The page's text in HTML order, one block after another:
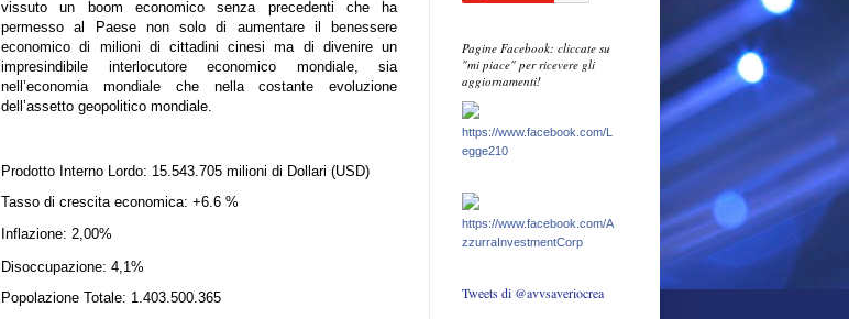
vissuto un boom economico senza precedenti che ha
permesso al Paese non solo di aumentare il benessere
economico di milioni di cittadini cinesi ma di divenire un
impresindibile interlocutore economico mondiale, sia
nell’economia mondiale che nella costante evoluzione
dell’assetto geopolitico mondiale.
Prodotto Interno Lordo: 15.543.705 milioni di Dollari (USD)
Tasso di crescita economica: +6.6 %
Inflazione: 2,00%
Disoccupazione: 4,1%
Popolazione Totale: 1.403.500.365
Pagine Facebook: cliccate su
"mi piace" per ricevere gli
aggiornamenti!
https://www.facebook.com/L
egge210
https://www.facebook.com/A
zzurraInvestmentCorp
Tweets di @avvsaveriocrea